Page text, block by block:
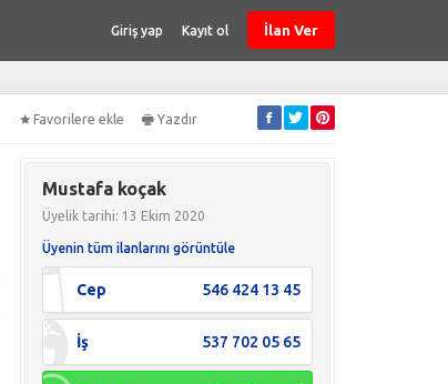
Giriş yap Kayıt ol İlan Ver
Favorilere ekle Yazdır
Mustafa koçak
Üyelik tarihi: 13 Ekim 2020
Üyenin tüm ilanlarını görüntüle
Cep 546 424 13 45
İş 537 702 05 65